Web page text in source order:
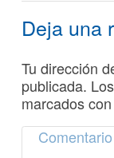
Deja una
Tu dirección
publicada.
marcados con